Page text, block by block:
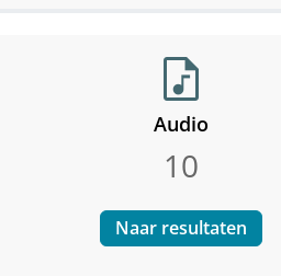
audio_file
Audio
10
Naar resultaten